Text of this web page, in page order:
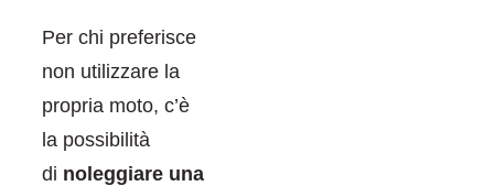
Per chi preferisce
non utilizzare la
propria moto, c’è
la possibilità
di noleggiare una